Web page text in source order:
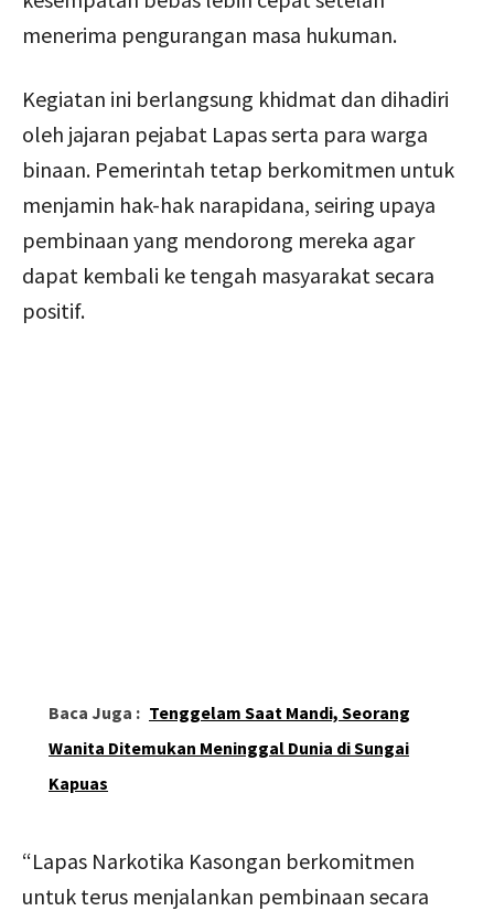
menerima pengurangan masa hukuman.
Kegiatan ini berlangsung khidmat dan dihadiri
oleh jajaran pejabat Lapas serta para warga
binaan. Pemerintah tetap berkomitmen untuk
menjamin hak-hak narapidana, seiring upaya
pembinaan yang mendorong mereka agar
dapat kembali ke tengah masyarakat secara
positif.
Baca Juga : Tenggelam Saat Mandi, Seorang
Wanita Ditemukan Meninggal Dunia di Sungai
Kapuas
“Lapas Narkotika Kasongan berkomitmen
untuk terus menjalankan pembinaan secara